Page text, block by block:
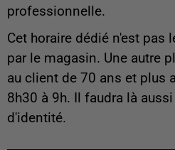
professionnelle.
Cet horaire dédié n'est pas
par le magasin. Une autre
au client de 70 ans et plus
8h30 à 9h. Il faudra là
d'identité.